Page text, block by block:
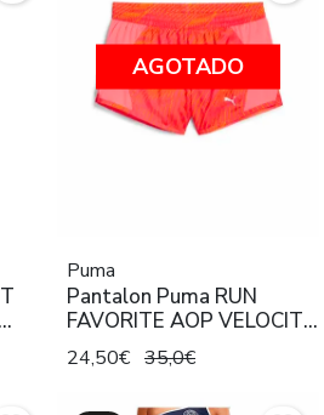
AGOTADO
Puma
Pantalon Puma RUN
FAVORITE AOP VELOCITY
3' R Mujer
24,50€ 35,0€